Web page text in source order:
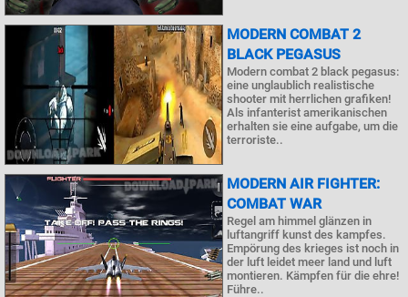
MODERN COMBAT 2
BLACK PEGASUS
Modern combat 2 black pegasus:
eine unglaublich realistische
shooter mit herrlichen grafiken!
Als infanterist amerikanischen
erhalten sie eine aufgabe, um die
terroriste..
MODERN AIR FIGHTER:
COMBAT WAR
Regel am himmel glänzen in
luftangriff kunst des kampfes.
Empörung des krieges ist noch in
der luft leidet meer land und luft
montieren. Kämpfen für die ehre!
Führe..